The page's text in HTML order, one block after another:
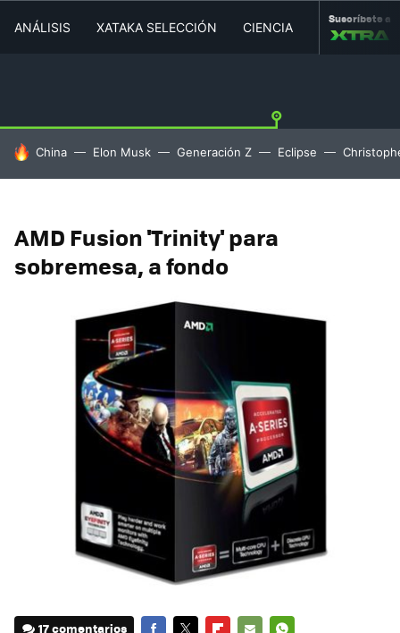
ANÁLISIS XATAKA SELECCIÓN CIENCIA MOVILIDAD
Suscríbete a
HOY SE HABLA DE
China Elon Musk Generación Z Eclipse
AMD Fusion 'Trinity' para
sobremesa, a fondo
17 comentarios